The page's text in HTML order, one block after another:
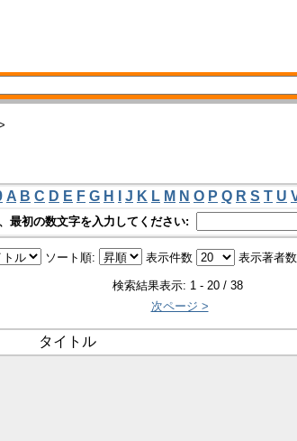
A B C D E F G H J K L M N O P Q R S T U
最初の数文字を入力してください:
ソート順: 表示件数 表示著者
検索結果表示: 1 - 20 / 38
次ページ >
タイトル